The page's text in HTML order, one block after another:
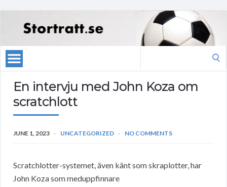
En intervju med John Koza om
scratchlott
JUNE 1, 2023 UNCATEGORIZED NO COMMENTS
Scratchlotter-systemet, även känt som skraplotter, har
John Koza som meduppfinnare